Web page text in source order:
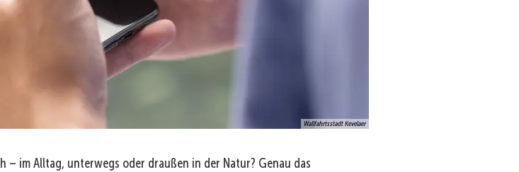
Wallfahrtsstadt Kevelaer
im Alltag, unterwegs oder draußen in der Natur? Genau das